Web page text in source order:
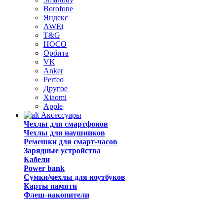
Borofone
Яндекс
AWEi
T&G
HOCO
Орбита
VK
Anker
Perfeo
Другое
Xiaomi
Apple
Аксессуары
Чехлы для смартфонов
Чехлы для наушников
Ремешки для смарт-часов
Зарядные устройства
Кабели
Power bank
Сумки/чехлы для ноутбуков
Карты памяти
Флеш-накопители